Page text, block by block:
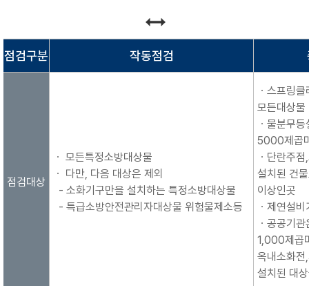
점검구분 작동점검
점검대상
ㆍ 모든특정소방대상물
ㆍ 다만, 다음 대상은 제외
- 소화기구만을 설치하는 특정소방대상물
- 특급소방안전관리자대상물 위험물제소등
ㆍ스프링
모든대상물
ㆍ물분무
5000제곱
ㆍ단란주
설치된 건
이상인곳
ㆍ제연설
ㆍ공공기
1,000제곱
옥내소화전
설치된 대